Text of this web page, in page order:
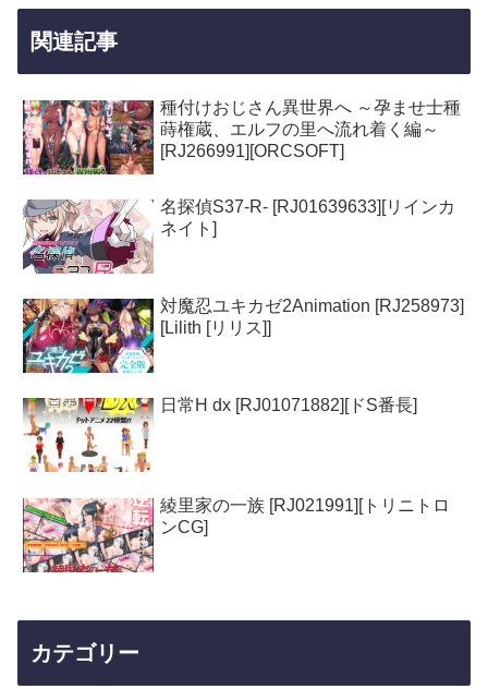
関連記事
種付けおじさん異世界へ ～孕ませ士種
蒔権蔵、エルフの里へ流れ着く編～
[RJ266991][ORCSOFT]
名探偵S37-R- [RJ01639633][リインカ
ネイト]
対魔忍ユキカゼ2Animation [RJ258973]
[Lilith [リリス]]
日常H dx [RJ01071882][ドS番長]
綾里家の一族 [RJ021991][トリニトロ
ンCG]
カテゴリー